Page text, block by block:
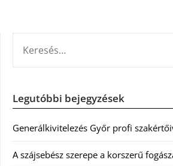
Legutóbbi bejegyzések
Generálkivitelezés Győr profi
A szájsebész szerepe a korszerű